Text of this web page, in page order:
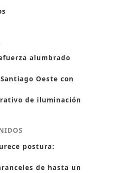
alumbrado
Oeste con
de iluminación
postura:
de hasta un